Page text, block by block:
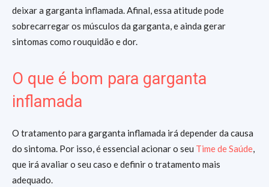
deixar a garganta inflamada. Afinal, essa atitude pode
sobrecarregar os músculos da garganta, e ainda gerar
sintomas como rouquidão e dor.
O que é bom para garganta
inflamada
O tratamento para garganta inflamada irá depender da causa
do sintoma. Por isso, é essencial acionar o seu Time de Saúde,
que irá avaliar o seu caso e definir o tratamento mais
adequado.